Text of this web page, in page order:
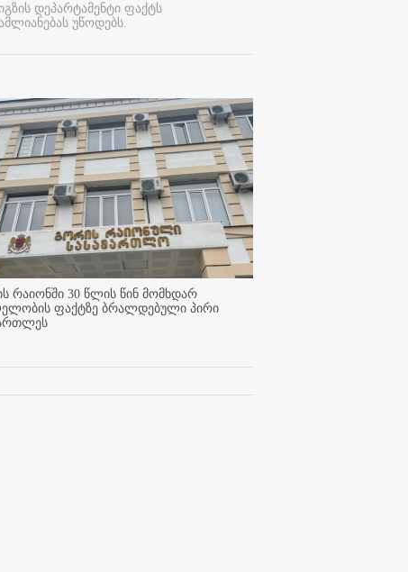
დეპარტამენტი ფაქტს
უწოდებს.
რაიონში 30 წლის წინ მომხდარ
ფაქტზე ბრალდებული პირი